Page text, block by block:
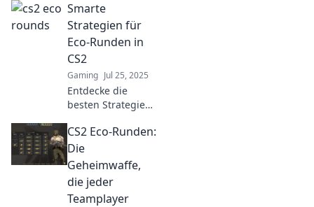
Strategien und
kleinem Budget
deine Gegner
überlisten kannst
– für mehr Siege!
Smarte
Strategien für
Eco-Runden in
CS2
Gaming Jul 25, 2025
Entdecke die
besten Strategien
Eco-Runden in
CS2! Optimiere
dein Gameplay
und dominiere die
Gegner!
CS2 Eco-Runden:
Die
Geheimwaffe,
die jeder
Teamplayer